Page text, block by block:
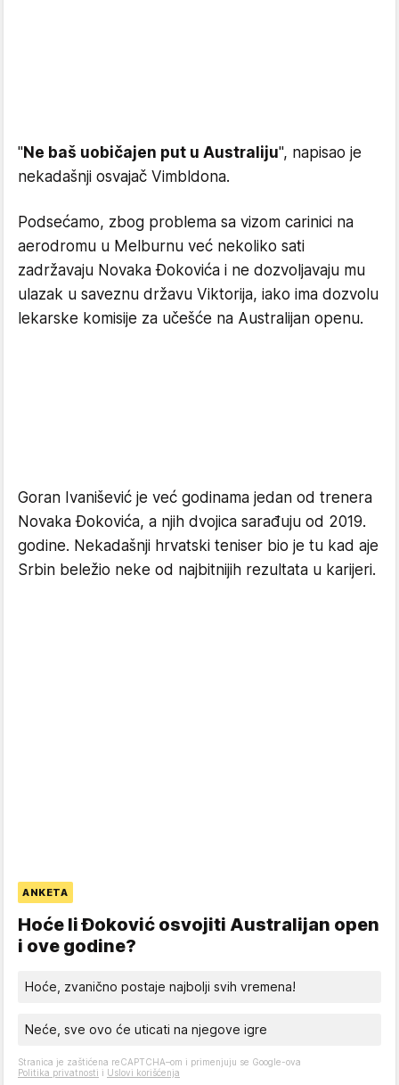
"Ne baš uobičajen put u Australiju", napisao je
nekadašnji osvajač Vimbldona.
Podsećamo, zbog problema sa vizom carinici na
aerodromu u Melburnu već nekoliko sati
zadržavaju Novaka Đokovića i ne dozvoljavaju mu
ulazak u saveznu državu Viktorija, iako ima dozvolu
lekarske komisije za učešće na Australijan openu.
Goran Ivanišević je već godinama jedan od trenera
Novaka Đokovića, a njih dvojica sarađuju od 2019.
godine. Nekadašnji hrvatski teniser bio je tu kad aje
Srbin beležio neke od najbitnijih rezultata u karijeri.
ANKETA
Hoće li Đoković osvojiti Australijan open
i ove godine?
Hoće, zvanično postaje najbolji svih vremena!
Neće, sve ovo će uticati na njegove igre
Stranica je zaštićena reCAPTCHA–om i primenjuju se Google-ova
Politika privatnosti i Uslovi korišćenja